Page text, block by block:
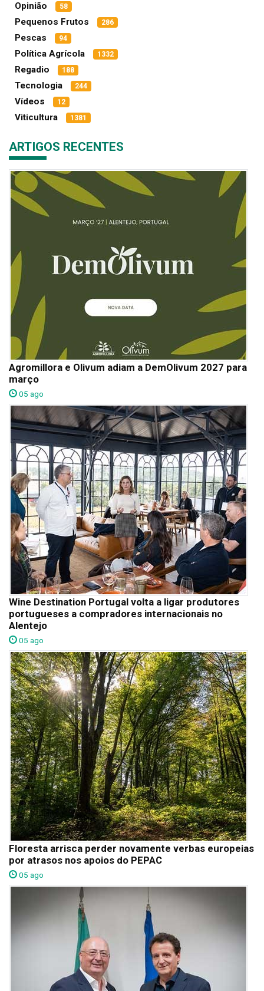
Opinião 58
Pequenos Frutos 286
Pescas 94
Política Agrícola 1332
Regadio 188
Tecnologia 244
Vídeos 12
Viticultura 1381
ARTIGOS RECENTES
Agromillora e Olivum adiam a DemOlivum 2027 para
março
05 ago
Wine Destination Portugal volta a ligar produtores
portugueses a compradores internacionais no
Alentejo
05 ago
Floresta arrisca perder novamente verbas europeias
por atrasos nos apoios do PEPAC
05 ago